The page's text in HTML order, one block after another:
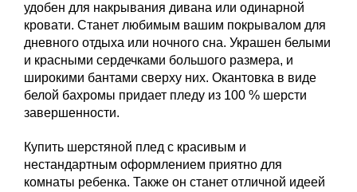
удобен для накрывания дивана или одинарной
кровати. Станет любимым вашим покрывалом для
дневного отдыха или ночного сна. Украшен белыми
и красными сердечками большого размера, и
широкими бантами сверху них. Окантовка в виде
белой бахромы придает пледу из 100 % шерсти
завершенности.
Купить шерстяной плед с красивым и
нестандартным оформлением приятно для
комнаты ребенка. Также он станет отличной идеей